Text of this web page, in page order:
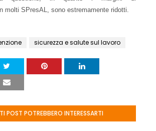
molti SPresAL, sono estremamente ridotti.
sicurezza e salute sul lavoro
POST POTREBBERO INTERESSARTI